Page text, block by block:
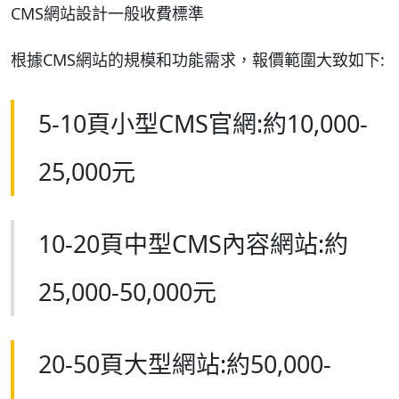
CMS網站設計一般收費標準
根據CMS網站的規模和功能需求，報價範圍大致如下:
5-10頁小型CMS官網:約10,000-
25,000元
10-20頁中型CMS內容網站:約
25,000-50,000元
20-50頁大型網站:約50,000-